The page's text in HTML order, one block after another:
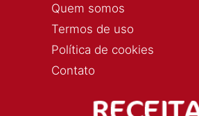
Quem somos
Termos de uso
Política de cookies
Contato